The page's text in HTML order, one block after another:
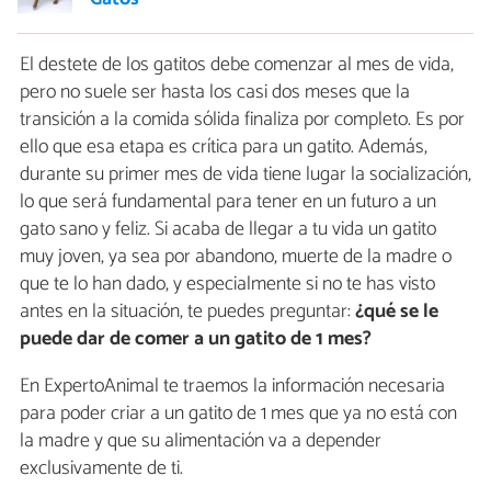
El destete de los gatitos debe comenzar al mes de vida,
pero no suele ser hasta los casi dos meses que la
transición a la comida sólida finaliza por completo. Es por
ello que esa etapa es crítica para un gatito. Además,
durante su primer mes de vida tiene lugar la socialización,
lo que será fundamental para tener en un futuro a un
gato sano y feliz. Si acaba de llegar a tu vida un gatito
muy joven, ya sea por abandono, muerte de la madre o
que te lo han dado, y especialmente si no te has visto
antes en la situación, te puedes preguntar:¿qué se le
puededar de comer a un gatito de 1 mes?
En ExpertoAnimal te traemos la información necesaria
para poder criar a un gatito de 1 mes que ya no está con
la madre y que su alimentación va a depender
exclusivamente de ti.